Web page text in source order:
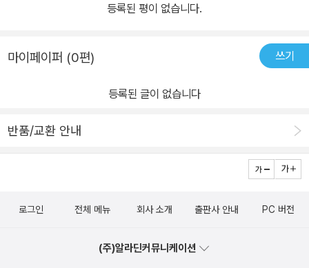
도가 필요하다고 강조한다.등록된 평이 없습니다.
마이페이퍼 (0편) 쓰기
등록된 글이 없습니다
반품/교환 안내
로그인 전체 메뉴 회사 소개 출판사 안내 PC 버전
(주)알라딘커뮤니케이션